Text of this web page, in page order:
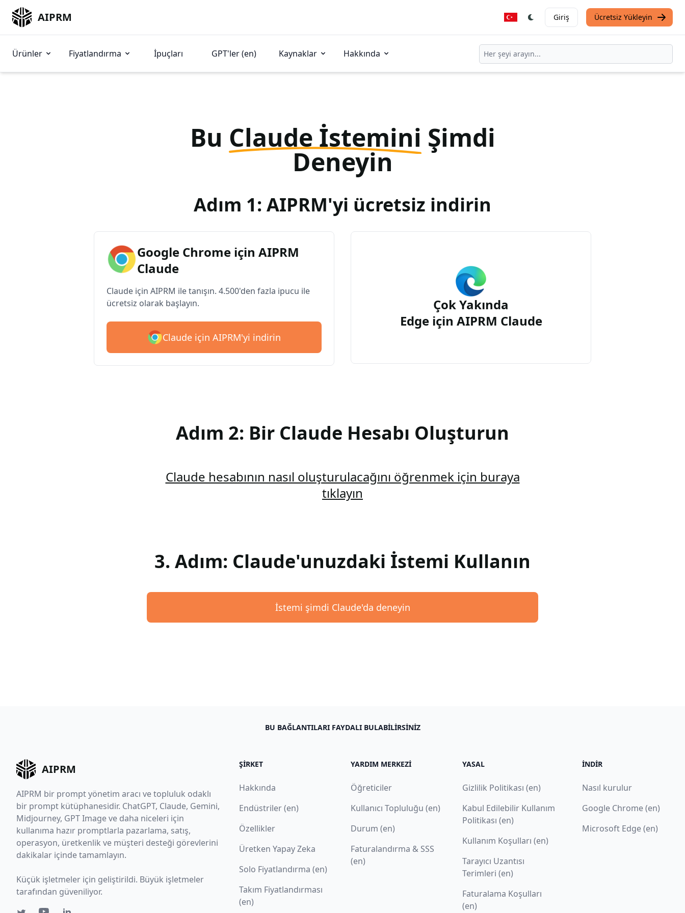
AIPRM Giriş Ücretsiz Yükleyin
Ürünler Fiyatlandırma İpuçları GPT'ler (en) Kaynaklar Hakkında
Bu Claude İstemini Şimdi
Deneyin
Adım 1: AIPRM'yi ücretsiz indirin
Google Chrome için AIPRM
Claude
Claude için AIPRM ile tanışın. 4.500'den fazla ipucu ile
ücretsiz olarak başlayın.
Claude için AIPRM'yi indirin
Çok Yakında
Edge için AIPRM Claude
Adım 2: Bir Claude Hesabı Oluşturun
Claude hesabının nasıl oluşturulacağını öğrenmek için buraya
tıklayın
3. Adım: Claude'unuzdaki İstemi Kullanın
İstemi şimdi Claude'da deneyin
BU BAĞLANTILARI FAYDALI BULABILIRSINIZ
AIPRM
AIPRM bir prompt yönetim aracı ve topluluk odaklı
bir prompt kütüphanesidir. ChatGPT, Claude, Gemini,
Midjourney, GPT Image ve daha niceleri için
kullanıma hazır promptlarla pazarlama, satış,
operasyon, üretkenlik ve müşteri desteği görevlerini
dakikalar içinde tamamlayın.
Küçük işletmeler için geliştirildi. Büyük işletmeler
tarafından güveniliyor.
ŞIRKET
Hakkında
Endüstriler (en)
Özellikler
Üretken Yapay Zeka
Solo Fiyatlandırma (en)
Takım Fiyatlandırması
(en)
YARDIM MERKEZI
Öğreticiler
Kullanıcı Topluluğu (en)
Durum (en)
Faturalandırma & SSS
(en)
YASAL
Gizlilik Politikası (en)
Kabul Edilebilir Kullanım
Politikası (en)
Kullanım Koşulları (en)
Tarayıcı Uzantısı
Terimleri (en)
Faturalama Koşulları
(en)
İNDIR
Nasıl kurulur
Google Chrome (en)
Microsoft Edge (en)